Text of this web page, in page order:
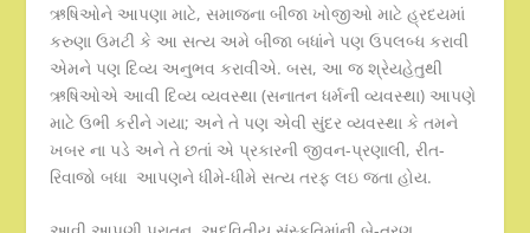
ઋષિઓને આપણા માટે, સમાજના બીજા ખોજીઓ માટે હ્રદયમાં
કરુણા ઉમટી કે આ સત્ય અમે બીજા બધાંને પણ ઉપલબ્ધ કરાવી
એમને પણ દિવ્ય અનુભવ કરાવીએ. બસ, આ જ શ્રેયહેતુથી
ઋષિઓએ આવી દિવ્ય વ્યવસ્થા (સનાતન ધર્મની વ્યવસ્થા) આપણે
માટે ઉભી કરીને ગયા; અને તે પણ એવી સુંદર વ્યવસ્થા કે તમને
ખબર ના પડે અને તે છતાં એ પ્રકારની જીવન-પ્રણાલી, રીત-
રિવાજો બધા આપણને ધીમે-ધીમે સત્ય તરફ લઇ જતા હોય.